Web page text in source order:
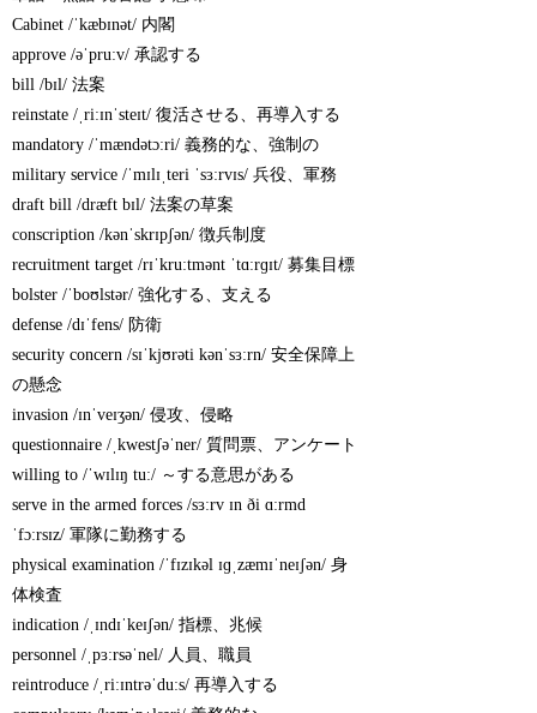
Cabinet /ˈkæbɪnət/ 内閣
approve /əˈpruːv/ 承認する
bill /bɪl/ 法案
reinstate /ˌriːɪnˈsteɪt/ 復活させる、再導入する
mandatory /ˈmændətɔːri/ 義務的な、強制の
military service /ˈmɪlɪˌteri ˈsɜːrvɪs/ 兵役、軍務
draft bill /dræft bɪl/ 法案の草案
conscription /kənˈskrɪpʃən/ 徴兵制度
recruitment target /rɪˈkruːtmənt ˈtɑːrɡɪt/ 募集目標
bolster /ˈboʊlstər/ 強化する、支える
defense /dɪˈfens/ 防衛
security concern /sɪˈkjʊrəti kənˈsɜːrn/ 安全保障上
の懸念
invasion /ɪnˈveɪʒən/ 侵攻、侵略
questionnaire /ˌkwestʃəˈner/ 質問票、アンケート
willing to /ˈwɪlɪŋ tuː/ ～する意思がある
serve in the armed forces /sɜːrv ɪn ði ɑːrmd
ˈfɔːrsɪz/ 軍隊に勤務する
physical examination /ˈfɪzɪkəl ɪɡˌzæmɪˈneɪʃən/ 身
体検査
indication /ˌɪndɪˈkeɪʃən/ 指標、兆候
personnel /ˌpɜːrsəˈnel/ 人員、職員
reintroduce /ˌriːɪntrəˈduːs/ 再導入する